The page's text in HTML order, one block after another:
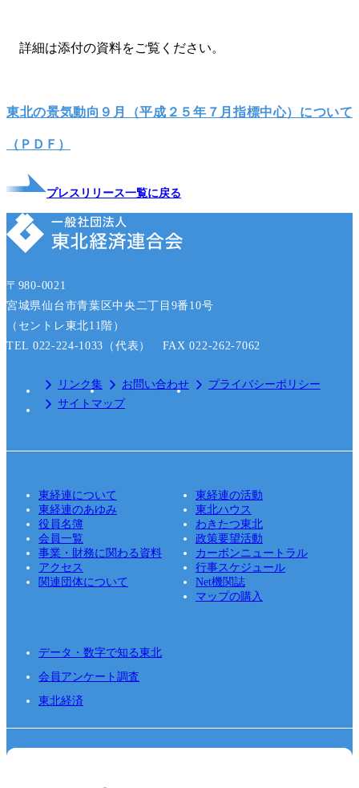
詳細は添付の資料をご覧ください。
東北の景気動向９月（平成２５年７月指標中心）について
（ＰＤＦ）
プレスリリース一覧に戻る
〒980-0021
宮城県仙台市青葉区中央二丁目9番10号
（セントレ東北11階）
TEL 022-224-1033（代表） FAX 022-262-7062
リンク集 お問い合わせ
プライバシーポリシー
サイトマップ
東経連について
東経連の活動
東経連のあゆみ
東北ハウス
役員名簿
わきたつ東北
会員一覧
政策要望活動
事業・財務に関わる資料
カーボンニュートラル
アクセス
行事スケジュール
関連団体について
Net機関誌
マップの購入
データ・数字で知る東北
会員アンケート調査
東北経済